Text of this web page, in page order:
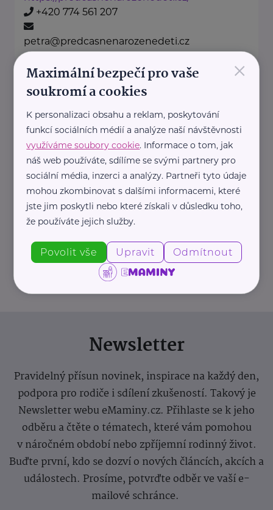
+420 774 561 207
petra@predcasnenarozenedeti.cz
Bronzový partner
Klimentská 1246/1 Praha 1
Průvodce světem náhradní
rodinné péče v ČR
Portál Rodinná síť je přední
informační platforma zaměřená ...
https://rodinnasit.cz/
info@rodinnasit.cz
Newsletter
Pravidelný přísun novinek, inspirace na každý den,
podpora pro rodiče i sdílení zkušeností. Takový je
Newsletter webu eMaminy.cz. Přihlaste se k jeho
odběru a čtěte o tématech, které vám pomohou
v náročném období nebo zpříjemní rodinný život.
Buďte první, kdo se dozví o nových článcích, akcích a
událostech. Prosíme, potvrďte odběr ve vaší e-
mailové schránce.
×
Maximální bezpečí pro vaše
soukromí a cookies
K personalizaci obsahu a reklam, poskytování
funkcí sociálních médií a analýze naší návštěvnosti
využíváme soubory cookie. Informace o tom, jak
náš web používáte, sdílíme se svými partnery pro
sociální média, inzerci a analýzy. Partneři tyto údaje
mohou zkombinovat s dalšími informacemi, které
jste jim poskytli nebo které získali v důsledku toho,
že používáte jejich služby.
Povolit vše Upravit Odmítnout